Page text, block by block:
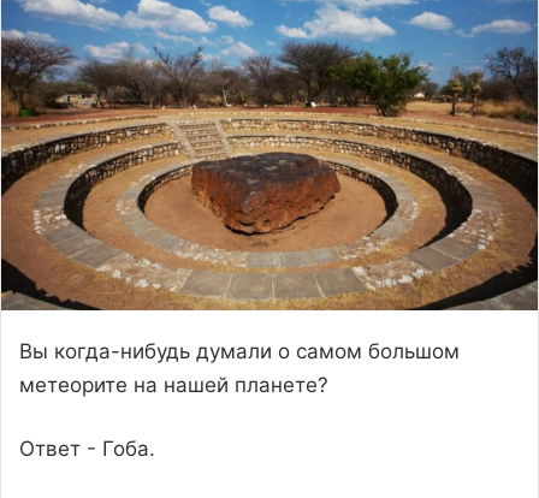
Вы когда-нибудь думали о самом большом
метеорите на нашей планете?
Ответ - Гоба.